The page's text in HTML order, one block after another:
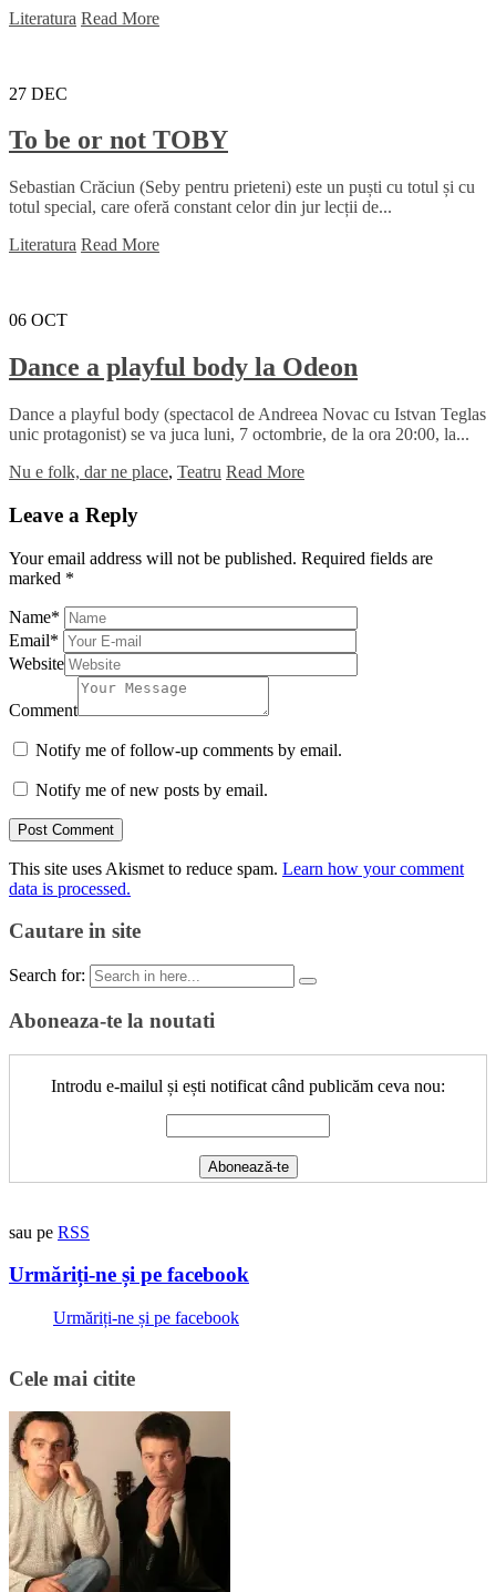
Literatura Read More
27 DEC
To be or not TOBY
Sebastian Crăciun (Seby pentru prieteni) este un puști cu totul și cu
totul special, care oferă constant celor din jur lecții de...
Literatura Read More
06 OCT
Dance a playful body la Odeon
Dance a playful body (spectacol de Andreea Novac cu Istvan Teglas
unic protagonist) se va juca luni, 7 octombrie, de la ora 20:00, la...
Nu e folk, dar ne place, Teatru Read More
Leave a Reply
Your email address will not be published. Required fields are
marked *
Name*
Email*
Website
Comment
Notify me of follow-up comments by email.
Notify me of new posts by email.
This site uses Akismet to reduce spam. Learn how your comment
data is processed.
Cautare in site
Search for:
Aboneaza-te la noutati
Introdu e-mailul și ești notificat când publicăm ceva nou:
sau pe RSS
Urmăriți-ne și pe facebook
Urmăriți-ne și pe facebook
Cele mai citite